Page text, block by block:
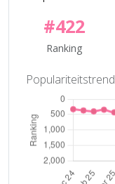
#422
Ranking
Populariteitstrend